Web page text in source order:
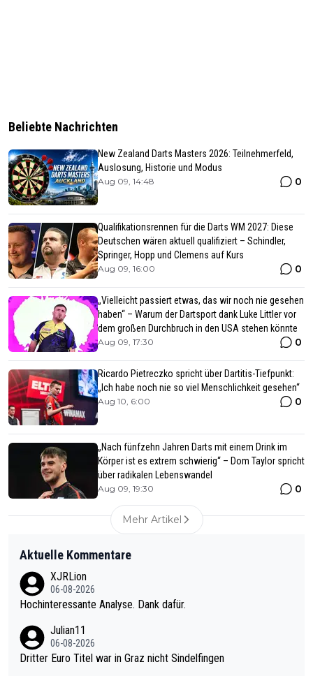
Beliebte Nachrichten
New Zealand Darts Masters 2026: Teilnehmerfeld,
Auslosung, Historie und Modus
Aug 09, 14:48 0
Qualifikationsrennen für die Darts WM 2027: Diese
Deutschen wären aktuell qualifiziert – Schindler,
Springer, Hopp und Clemens auf Kurs
Aug 09, 16:00 0
„Vielleicht passiert etwas, das wir noch nie gesehen
haben“ – Warum der Dartsport dank Luke Littler vor
dem großen Durchbruch in den USA stehen könnte
Aug 09, 17:30 0
Ricardo Pietreczko spricht über Dartitis-Tiefpunkt:
„Ich habe noch nie so viel Menschlichkeit gesehen“
Aug 10, 6:00 0
„Nach fünfzehn Jahren Darts mit einem Drink im
Körper ist es extrem schwierig“ – Dom Taylor spricht
über radikalen Lebenswandel
Aug 09, 19:30 0
Mehr Artikel
Aktuelle Kommentare
XJRLion
06-08-2026
Hochinteressante Analyse. Dank dafür.
Julian11
06-08-2026
Dritter Euro Titel war in Graz nicht Sindelfingen